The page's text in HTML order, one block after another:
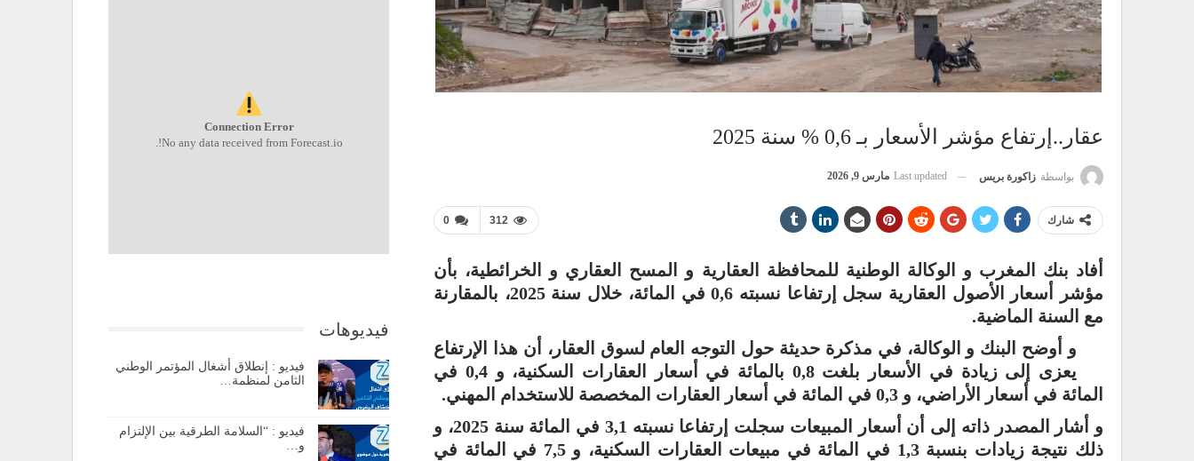
عقار..إرتفاع مؤشر الأسعار بـ 0,6 % سنة 2025
بواسطة زاكورة بريس Last updated مارس 9, 2026
0 312 شارك
أفاد بنك المغرب و الوكالة الوطنية للمحافظة العقارية و المسح العقاري و الخرائطية، بأن
مؤشر أسعار الأصول العقارية سجل إرتفاعا نسبته 0,6 في المائة، خلال سنة 2025، بالمقارنة
مع السنة الماضية.
و أوضح البنك و الوكالة، في مذكرة حديثة حول التوجه العام لسوق العقار، أن هذا الإرتفاع
يعزى إلى زيادة في الأسعار بلغت 0,8 بالمائة في أسعار العقارات السكنية، و 0,4 في
المائة في أسعار الأراضي، و 0,3 في المائة في أسعار العقارات المخصصة للاستخدام المهني.
و أشار المصدر ذاته إلى أن أسعار المبيعات سجلت إرتفاعا نسبته 3,1 في المائة سنة 2025، و
ذلك نتيجة زيادات بنسبة 1,3 في المائة في مبيعات العقارات السكنية، و 7,5 في المائة في
Connection Error
No any data received from Forecast.io!.
فيديوهات
فيديو : إنطلاق أشغال المؤتمر الوطني
الثامن لمنظمة…
فيديو : “السلامة الطرقية بين الإلتزام
و…